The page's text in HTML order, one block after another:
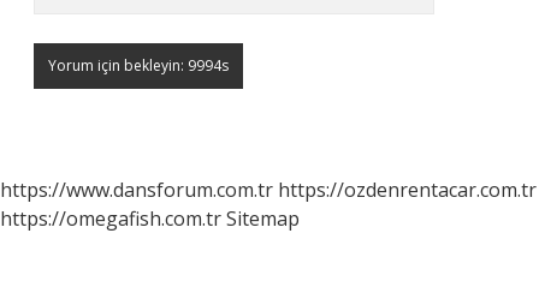
https://www.dansforum.com.tr https://ozdenrentacar.com.tr
https://omegafish.com.trSitemap